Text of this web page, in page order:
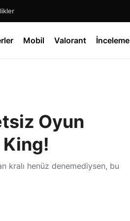
Mecca Chameleon: Oyun Dünyasında 16 Günlük Olağanüstü Başarı Hikayesi
Mobil Valorant İnceleme
Oyun
King!
kralı henüz denemediysen, bu